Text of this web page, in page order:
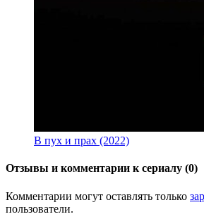
В пух и прах (2022)
Отзывы и комментарии к сериалу (0)
Комментарии могут оставлять только
пользователи.